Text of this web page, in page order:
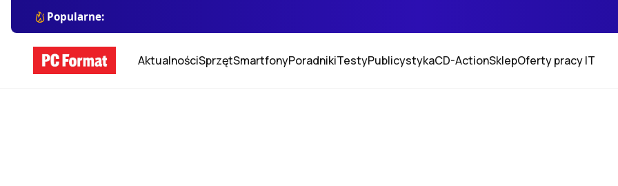
Popularne:
AktualnościSprzętSmartfonyPoradnikiTestyPublicystykaCD-ActionSklepOferty pracy IT